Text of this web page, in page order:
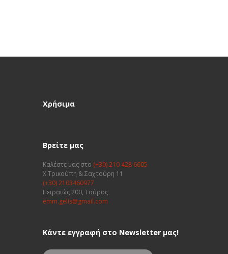
Χρήσιμα
Βρείτε μας
Καλέστε μας στο (+30) 210 428 6605
Χ.Τρικούπη & Σαχτούρη 11
(+30) 2103460977
Πειραιώς 200, Ταύρος
emm.gelis@gmail.com
Κάντε εγγραφή στο Newsletter μας!